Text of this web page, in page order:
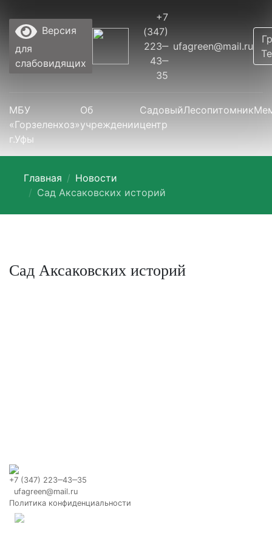
Версия
для
слабовидящих
+7
(347)
223‒
43‒
35
ufagreen@mail.ru
МБУ
«Горзеленхоз»
г.Уфы
Об
учреждении
Садовый
центр
Лесопитомник
Главная
Новости
Сад Аксаковских историй
Сад Аксаковских историй
+7 (347) 223‒43‒35
ufagreen@mail.ru
Политика конфиденциальности